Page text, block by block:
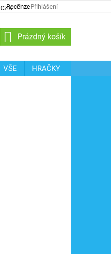
Recenze
CZK Přihlášení
NÁKUPNÍ
KOŠÍK
Prázdný košík
VŠE
HRAČKY